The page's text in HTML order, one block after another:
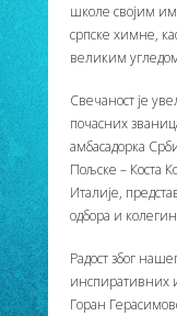
школе својим
српске химне,
великим
Свечаност је
почасних
амбасадорка
Пољске – Коста
Италије,
одбора и
Радост због
инспиративних
Горан